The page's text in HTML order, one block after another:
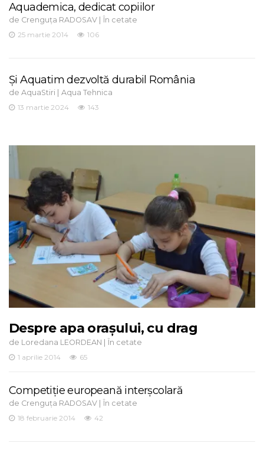
Aquademica, dedicat copiilor
de Crenguța RADOSAV | În cetate
25 martie 2014
106
Și Aquatim dezvoltă durabil România
de AquaStiri | Aqua Tehnica
13 martie 2024
143
Despre apa orașului, cu drag
de Loredana LEORDEAN | În cetate
1 aprilie 2014
65
Competiţie europeană interşcolară
de Crenguța RADOSAV | În cetate
18 februarie 2014
42